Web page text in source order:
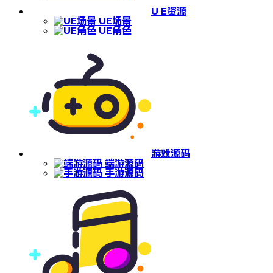
U E资源
UE场景
UE角色
游戏源码
端游源码
手游源码